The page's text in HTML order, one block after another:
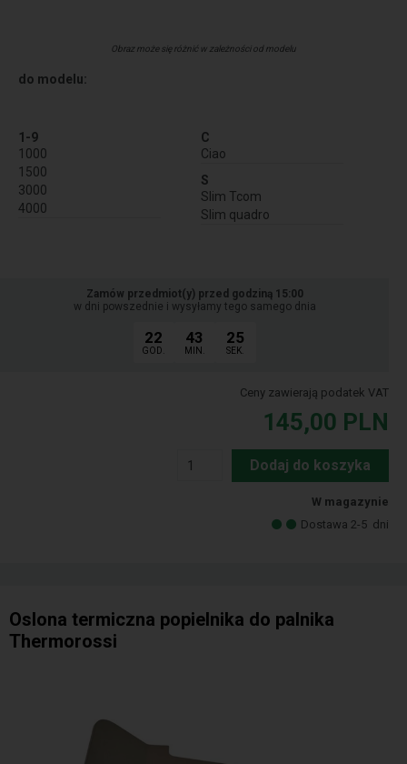
Obraz może się różnić w zależności od modelu
do modelu:
1-9
1000
1500
3000
4000
C
Ciao
S
Slim Tcom
Slim quadro
Zamów przedmiot(y) przed godziną 15:00
w dni powszednie i wysyłamy tego samego dnia
22
GOD.
43
MIN.
24
SEK.
Ceny zawierają podatek VAT
145,00 PLN
Dodaj do koszyka
W magazynie
Dostawa 2-5 dni
Oslona termiczna popielnika do palnika
Thermorossi